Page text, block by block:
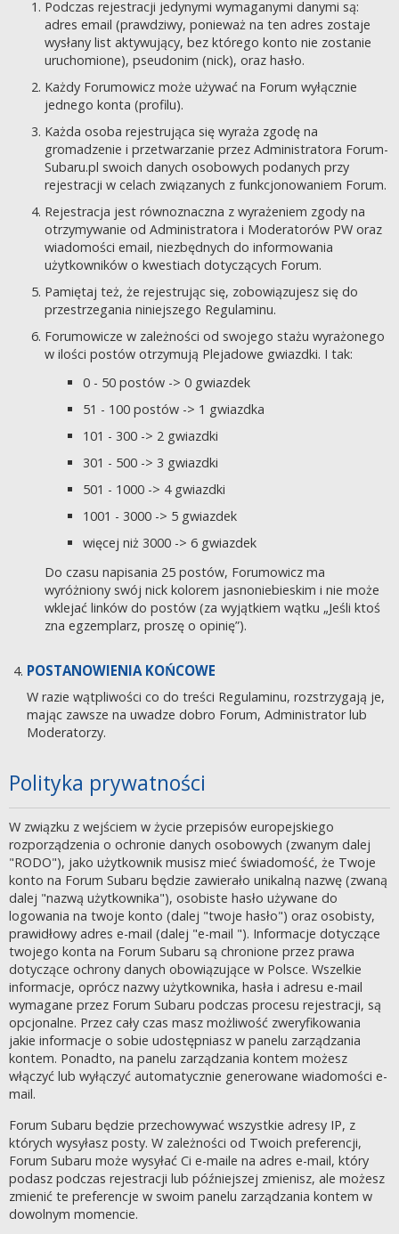
Podczas rejestracji jedynymi wymaganymi danymi są:
adres email (prawdziwy, ponieważ na ten adres zostaje
wysłany list aktywujący, bez którego konto nie zostanie
uruchomione), pseudonim (nick), oraz hasło.
Każdy Forumowicz może używać na Forum wyłącznie
jednego konta (profilu).
Każda osoba rejestrująca się wyraża zgodę na
gromadzenie i przetwarzanie przez Administratora Forum-
Subaru.pl swoich danych osobowych podanych przy
rejestracji w celach związanych z funkcjonowaniem Forum.
Rejestracja jest równoznaczna z wyrażeniem zgody na
otrzymywanie od Administratora i Moderatorów PW oraz
wiadomości email, niezbędnych do informowania
użytkowników o kwestiach dotyczących Forum.
Pamiętaj też, że rejestrując się, zobowiązujesz się do
przestrzegania niniejszego Regulaminu.
Forumowicze w zależności od swojego stażu wyrażonego
w ilości postów otrzymują Plejadowe gwiazdki. I tak:
0 - 50 postów -> 0 gwiazdek
51 - 100 postów -> 1 gwiazdka
101 - 300 -> 2 gwiazdki
301 - 500 -> 3 gwiazdki
501 - 1000 -> 4 gwiazdki
1001 - 3000 -> 5 gwiazdek
więcej niż 3000 -> 6 gwiazdek
Do czasu napisania 25 postów, Forumowicz ma
wyróżniony swój nick kolorem jasnoniebieskim i nie może
wklejać linków do postów (za wyjątkiem wątku „Jeśli ktoś
zna egzemplarz, proszę o opinię”).
POSTANOWIENIA KOŃCOWE
W razie wątpliwości co do treści Regulaminu, rozstrzygają je,
mając zawsze na uwadze dobro Forum, Administrator lub
Moderatorzy.
Polityka prywatności
W związku z wejściem w życie przepisów europejskiego
rozporządzenia o ochronie danych osobowych (zwanym dalej
"RODO"), jako użytkownik musisz mieć świadomość, że Twoje
konto na Forum Subaru będzie zawierało unikalną nazwę (zwaną
dalej "nazwą użytkownika"), osobiste hasło używane do
logowania na twoje konto (dalej "twoje hasło") oraz osobisty,
prawidłowy adres e-mail (dalej "e-mail "). Informacje dotyczące
twojego konta na Forum Subaru są chronione przez prawa
dotyczące ochrony danych obowiązujące w Polsce. Wszelkie
informacje, oprócz nazwy użytkownika, hasła i adresu e-mail
wymagane przez Forum Subaru podczas procesu rejestracji, są
opcjonalne. Przez cały czas masz możliwość zweryfikowania
jakie informacje o sobie udostępniasz w panelu zarządzania
kontem. Ponadto, na panelu zarządzania kontem możesz
włączyć lub wyłączyć automatycznie generowane wiadomości e-
mail.
Forum Subaru będzie przechowywać wszystkie adresy IP, z
których wysyłasz posty. W zależności od Twoich preferencji,
Forum Subaru może wysyłać Ci e-maile na adres e-mail, który
podasz podczas rejestracji lub późniejszej zmienisz, ale możesz
zmienić te preferencje w swoim panelu zarządzania kontem w
dowolnym momencie.